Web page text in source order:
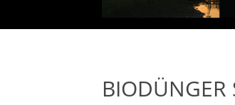
BIODÜNGER